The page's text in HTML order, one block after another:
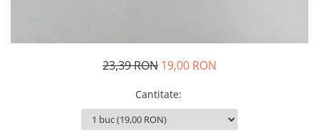
23,39 RON 19,00 RON
Cantitate: